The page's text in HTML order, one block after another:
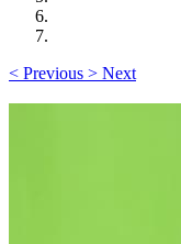
< Previous > Next